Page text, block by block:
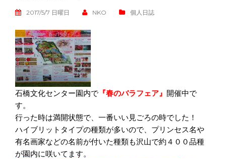
2017/5/7 日曜日 NKO 個人日誌
石橋文化センター園内で 『春のバラフェア』 開催中で
す。
行った時は満開状態で、一番いい見ごろの時でした！
ハイブリットタイプの種類が多いので、プリンセス名や
有名画家などの名前が付いた種類も沢山で約４００品種
が園内に咲いてます。